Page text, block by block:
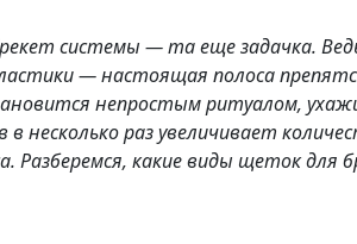
системы — та еще задачка.
— настоящая полоса
непростым ритуалом,
несколько раз увеличивает
Разберемся, какие виды щеток